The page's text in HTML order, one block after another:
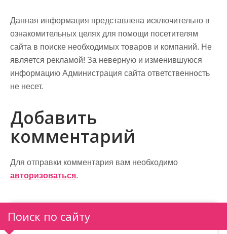
Данная информация представлена исключительно в
ознакомительных целях для помощи посетителям
сайта в поиске необходимых товаров и компаний. Не
является рекламой! За неверную и изменившуюся
информацию Администрация сайта ответственность
не несет.
Добавить
комментарий
Для отправки комментария вам необходимо
авторизоваться.
Поиск по сайту